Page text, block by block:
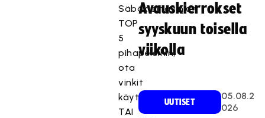
Säbäkipinävinkit
TOP
5
pihapeleihin,
ota
vinkit
käyttään
TAI
Avauskierrokset
syyskuun toisella
viikolla
UUTISET
05.08.2
026